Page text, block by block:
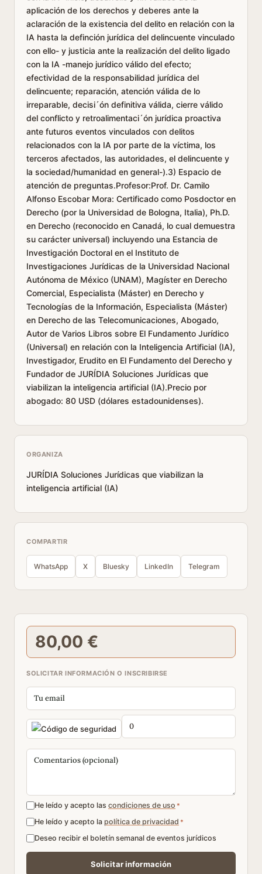
aplicación de los derechos y deberes ante la
aclaración de la existencia del delito en relación con la
IA hasta la definción jurídica del delincuente vinculado
con ello- y justicia ante la realización del delito ligado
con la IA -manejo jurídico válido del efecto;
efectividad de la responsabilidad jurídica del
delincuente; reparación, atención válida de lo
irreparable, decisi´ón definitiva válida, cierre válido
del conflicto y retroalimentaci´ón jurídica proactiva
ante futuros eventos vinculados con delitos
relacionados con la IA por parte de la víctima, los
terceros afectados, las autoridades, el delincuente y
la sociedad/humanidad en general-).3) Espacio de
atención de preguntas.Profesor:Prof. Dr. Camilo
Alfonso Escobar Mora: Certificado como Posdoctor en
Derecho (por la Universidad de Bologna, Italia), Ph.D.
en Derecho (reconocido en Canadá, lo cual demuestra
su carácter universal) incluyendo una Estancia de
Investigación Doctoral en el Instituto de
Investigaciones Jurídicas de la Universidad Nacional
Autónoma de México (UNAM), Magíster en Derecho
Comercial, Especialista (Máster) en Derecho y
Tecnologías de la Información, Especialista (Máster)
en Derecho de las Telecomunicaciones, Abogado,
Autor de Varios Libros sobre El Fundamento Jurídico
(Universal) en relación con la Inteligencia Artificial (IA),
Investigador, Erudito en El Fundamento del Derecho y
Fundador de JURÍDIA Soluciones Jurídicas que
viabilizan la inteligencia artificial (IA).Precio por
abogado: 80 USD (dólares estadounidenses).
ORGANIZA
JURÍDIA Soluciones Jurídicas que viabilizan la
inteligencia artificial (IA)
COMPARTIR
WhatsApp X Bluesky LinkedIn Telegram
80,00 €
SOLICITAR INFORMACIÓN O INSCRIBIRSE
He leído y acepto las condiciones de uso *
He leído y acepto la política de privacidad *
Deseo recibir el boletín semanal de eventos jurídicos